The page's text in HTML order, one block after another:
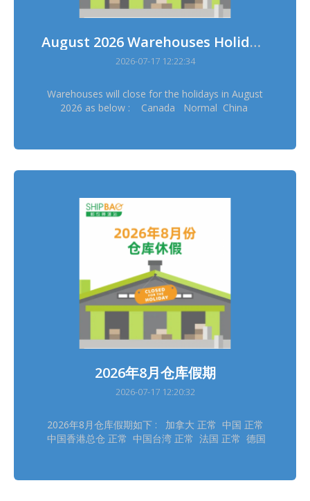
August 2026 Warehouses Holidays
2026-07-17 12:22:34
Warehouses will close for the holidays in August
2026 as below : Canada Normal China
Dresden Normal Germany Erftstadt Normal
schedule your pickup arrangement in advance
═══════════ Stock in & out will be suspended
during warehouses holidays and sorry for the
inconvenience ═══════════ *Warehouses
holidays may subject to temporary changes, this
version shall prevail
2026年8月仓库假期
2026-07-17 12:20:32
2026年8月仓库假期如下 : 加拿大 正常 中国 正常
中国香港总仓 正常 中国台湾 正常 法国 正常 德国
美国德拉华州 (免税仓及海运仓) 正常